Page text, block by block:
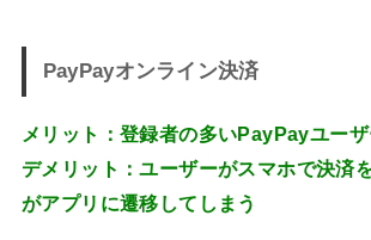
PayPayオンライン決済
メリット：登録者の多いPayPayユー
デメリット：ユーザーがスマホで決済
がアプリに遷移してしまう